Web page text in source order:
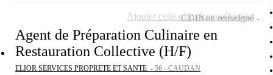
Agent de Préparation Culinaire en
Restauration Collective (H/F)
ELIOR SERVICES PROPRETE ET SANTE - 56 - CAUDAN
CDINon renseigné
Ajouter cette offre à ma sélection